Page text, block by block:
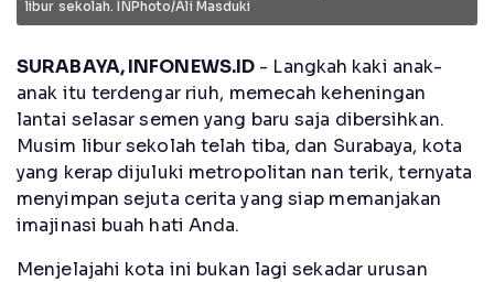
libur sekolah. INPhoto/Ali Masduki
SURABAYA, INFONEWS.ID - Langkah kaki anak-
anak itu terdengar riuh, memecah keheningan
lantai selasar semen yang baru saja dibersihkan.
Musim libur sekolah telah tiba, dan Surabaya, kota
yang kerap dijuluki metropolitan nan terik, ternyata
menyimpan sejuta cerita yang siap memanjakan
imajinasi buah hati Anda.
Menjelajahi kota ini bukan lagi sekadar urusan